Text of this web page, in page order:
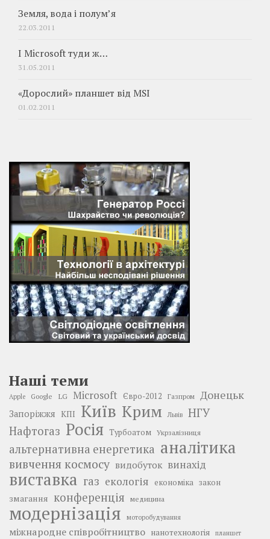
Земля, вода і полум’я
22.03.2011
І Microsoft туди ж…
31.05.2011
«Дорослий» планшет від MSI
01.02.2011
Наші теми
Apple Google LG Microsoft Євро-2012 Газпром Донецьк
Запоріжжя КПІ Київ Крим Львів
НГУ
Нафтогаз Росія Турбоатом Укрзалізниця
альтернативна енергетика аналітика
вивчення космосу видобуток винахід
виставка газ екологія економіка закон
змагання конференція медицина
модернізація моторобудування
міжнародне співробітництво нанотехнологія планшет